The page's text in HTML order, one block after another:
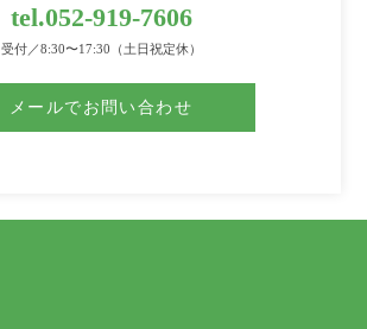
tel.052-919-7606
受付／8:30〜17:30（土日祝定休）
メールでお問い合わせ